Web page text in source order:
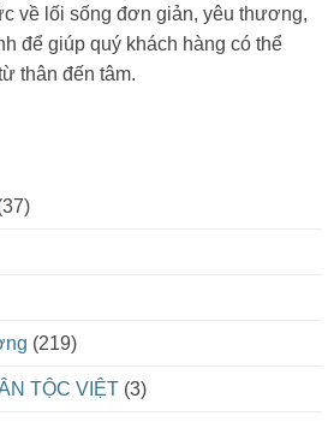
về lối sống đơn giản, yêu thương,
để giúp quý khách hàng có thể
thân đến tâm.
(219)
TỘC VIỆT (3)